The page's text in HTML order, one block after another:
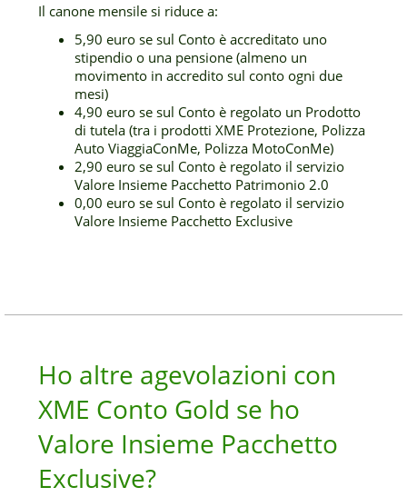
Il canone mensile si riduce a:
5,90 euro se sul Conto è accreditato uno
stipendio o una pensione (almeno un
movimento in accredito sul conto ogni due
mesi)
4,90 euro se sul Conto è regolato un Prodotto
di tutela (tra i prodotti XME Protezione, Polizza
Auto ViaggiaConMe, Polizza MotoConMe)
2,90 euro se sul Conto è regolato il servizio
Valore Insieme Pacchetto Patrimonio 2.0
0,00 euro se sul Conto è regolato il servizio
Valore Insieme Pacchetto Exclusive
Ho altre agevolazioni con
XME Conto Gold se ho
Valore Insieme Pacchetto
Exclusive?